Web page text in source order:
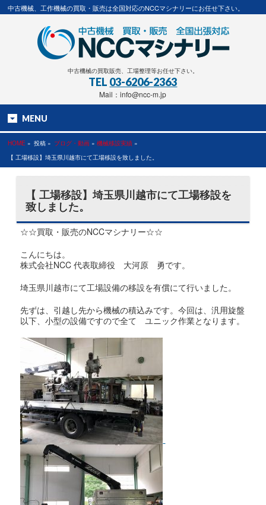
中古機械、工作機械の買取・販売は全国対応のNCCマシナリーにお任せ下さい。
中古機械の買取販売、工場整理等お任せ下さい。
TEL 03-6206-2363
Mail：info@ncc-m.jp
MENU
HOME » 投稿 » ブログ・動画 »機械移設実績 »
【 工場移設】埼玉県川越市にて工場移設を致しました。
【 工場移設】埼玉県川越市にて工場移設を
致しました。
☆☆買取・販売のNCCマシナリー☆☆
こんにちは。
株式会社NCC 代表取締役 大河原 勇です。
埼玉県川越市にて工場設備の移設を有償にて行いました。
先ずは、引越し先から機械の積込みです。今回は、汎用旋盤
以下、小型の設備ですので全て ユニック作業となります。